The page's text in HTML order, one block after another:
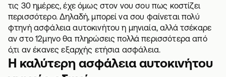
τις 30 ημέρες, έχε όμως στον νου σου πως κοστίζει
περισσότερο. Δηλαδή, μπορεί να σου φαίνεται πολύ
φτηνή ασφάλεια αυτοκινήτου η μηνιαία, αλλά τσέκαρε
αν στο 12μηνο θα πληρώσεις πολλά περισσότερα από
ό,τι αν έκανες εξαρχής ετήσια ασφάλεια.
Η καλύτερη ασφάλεια αυτοκινήτου